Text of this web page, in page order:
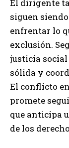
El dirigente
siguen
enfrentar lo
exclusión.
justicia
sólida y
El conflicto
promete
que anticipa
de los